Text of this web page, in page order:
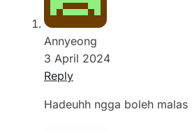
Annyeong
3 April 2024
Reply
Hadeuhh ngga boleh malas